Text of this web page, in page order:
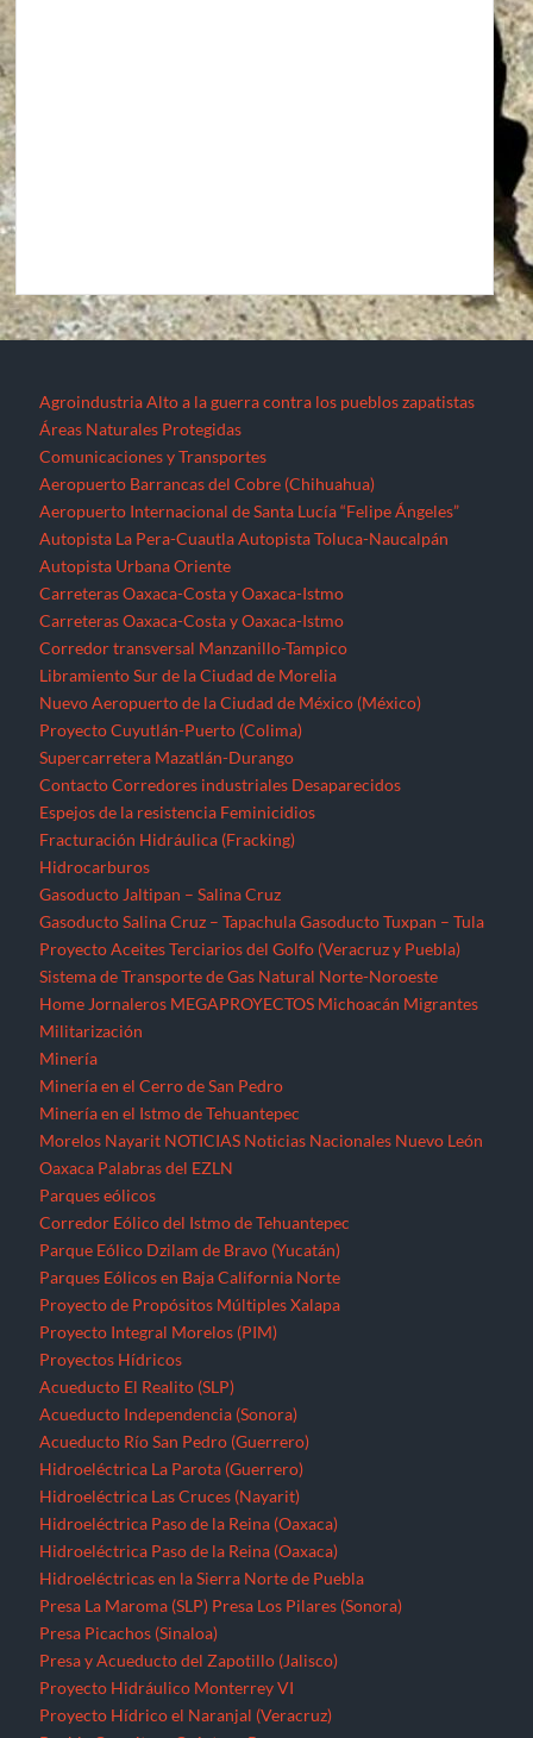
Agroindustria Alto a la guerra contra los pueblos zapatistas
Áreas Naturales Protegidas
Comunicaciones y Transportes
Aeropuerto Barrancas del Cobre (Chihuahua)
Aeropuerto Internacional de Santa Lucía “Felipe Ángeles”
Autopista La Pera-Cuautla Autopista Toluca-Naucalpán
Autopista Urbana Oriente
Carreteras Oaxaca-Costa y Oaxaca-Istmo
Carreteras Oaxaca-Costa y Oaxaca-Istmo
Corredor transversal Manzanillo-Tampico
Libramiento Sur de la Ciudad de Morelia
Nuevo Aeropuerto de la Ciudad de México (México)
Proyecto Cuyutlán-Puerto (Colima)
Supercarretera Mazatlán-Durango
Contacto Corredores industriales Desaparecidos
Espejos de la resistencia Feminicidios
Fracturación Hidráulica (Fracking)
Hidrocarburos
Gasoducto Jaltipan – Salina Cruz
Gasoducto Salina Cruz – Tapachula Gasoducto Tuxpan – Tula
Proyecto Aceites Terciarios del Golfo (Veracruz y Puebla)
Sistema de Transporte de Gas Natural Norte-Noroeste
Home Jornaleros MEGAPROYECTOS Michoacán Migrantes
Militarización
Minería
Minería en el Cerro de San Pedro
Minería en el Istmo de Tehuantepec
Morelos Nayarit NOTICIAS Noticias Nacionales Nuevo León
Oaxaca Palabras del EZLN
Parques eólicos
Corredor Eólico del Istmo de Tehuantepec
Parque Eólico Dzilam de Bravo (Yucatán)
Parques Eólicos en Baja California Norte
Proyecto de Propósitos Múltiples Xalapa
Proyecto Integral Morelos (PIM)
Proyectos Hídricos
Acueducto El Realito (SLP)
Acueducto Independencia (Sonora)
Acueducto Río San Pedro (Guerrero)
Hidroeléctrica La Parota (Guerrero)
Hidroeléctrica Las Cruces (Nayarit)
Hidroeléctrica Paso de la Reina (Oaxaca)
Hidroeléctrica Paso de la Reina (Oaxaca)
Hidroeléctricas en la Sierra Norte de Puebla
Presa La Maroma (SLP) Presa Los Pilares (Sonora)
Presa Picachos (Sinaloa)
Presa y Acueducto del Zapotillo (Jalisco)
Proyecto Hidráulico Monterrey VI
Proyecto Hídrico el Naranjal (Veracruz)